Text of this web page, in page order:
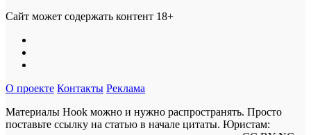
Сайт может содержать контент 18+
О проекте Контакты Реклама
Материалы Hook можно и нужно распространять. Просто
поставьте ссылку на статью в начале цитаты. Юристам: